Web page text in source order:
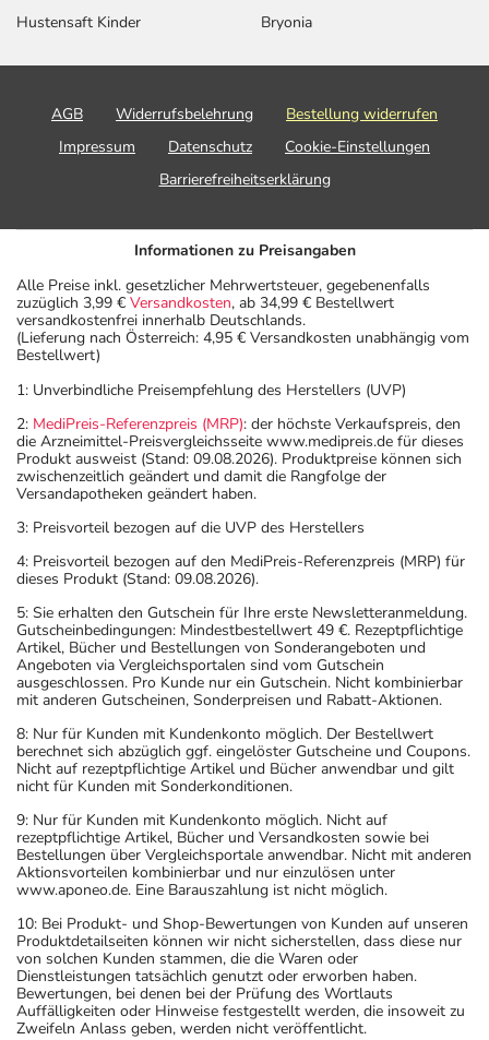
Hustensaft Kinder
Bryonia
AGB Widerrufsbelehrung
Bestellung widerrufen
Impressum
Datenschutz
Cookie-Einstellungen
Barrierefreiheitserklärung
Informationen zu Preisangaben
Alle Preise inkl. gesetzlicher Mehrwertsteuer, gegebenenfalls
zuzüglich 3,99 € Versandkosten, ab 34,99 € Bestellwert
versandkostenfrei innerhalb Deutschlands.
(Lieferung nach Österreich: 4,95 € Versandkosten unabhängig vom
Bestellwert)
1: Unverbindliche Preisempfehlung des Herstellers (UVP)
2: MediPreis-Referenzpreis (MRP): der höchste Verkaufspreis, den
die Arzneimittel-Preisvergleichsseite www.medipreis.de für dieses
Produkt ausweist (Stand: 09.08.2026). Produktpreise können sich
zwischenzeitlich geändert und damit die Rangfolge der
Versandapotheken geändert haben.
3: Preisvorteil bezogen auf die UVP des Herstellers
4: Preisvorteil bezogen auf den MediPreis-Referenzpreis (MRP) für
dieses Produkt (Stand: 09.08.2026).
5: Sie erhalten den Gutschein für Ihre erste Newsletteranmeldung.
Gutscheinbedingungen: Mindestbestellwert 49 €. Rezeptpflichtige
Artikel, Bücher und Bestellungen von Sonderangeboten und
Angeboten via Vergleichsportalen sind vom Gutschein
ausgeschlossen. Pro Kunde nur ein Gutschein. Nicht kombinierbar
mit anderen Gutscheinen, Sonderpreisen und Rabatt-Aktionen.
8: Nur für Kunden mit Kundenkonto möglich. Der Bestellwert
berechnet sich abzüglich ggf. eingelöster Gutscheine und Coupons.
Nicht auf rezeptpflichtige Artikel und Bücher anwendbar und gilt
nicht für Kunden mit Sonderkonditionen.
9: Nur für Kunden mit Kundenkonto möglich. Nicht auf
rezeptpflichtige Artikel, Bücher und Versandkosten sowie bei
Bestellungen über Vergleichsportale anwendbar. Nicht mit anderen
Aktionsvorteilen kombinierbar und nur einzulösen unter
www.aponeo.de. Eine Barauszahlung ist nicht möglich.
10: Bei Produkt- und Shop-Bewertungen von Kunden auf unseren
Produktdetailseiten können wir nicht sicherstellen, dass diese nur
von solchen Kunden stammen, die die Waren oder
Dienstleistungen tatsächlich genutzt oder erworben haben.
Bewertungen, bei denen bei der Prüfung des Wortlauts
Auffälligkeiten oder Hinweise festgestellt werden, die insoweit zu
Zweifeln Anlass geben, werden nicht veröffentlicht.